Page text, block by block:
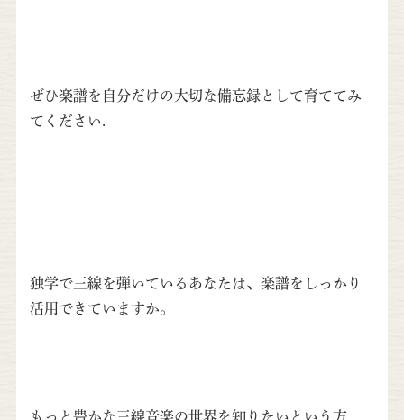
ぜひ楽譜を自分だけの大切な備忘録として育ててみ
てください.
独学で三線を弾いているあなたは、楽譜をしっかり
活用できていますか。
もっと豊かな三線音楽の世界を知りたいという方